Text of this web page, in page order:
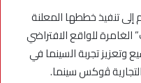
تنفيذ خططها المعلنة
الغامرة للواقع الافتراضي
وتعزيز تجربة السينما في
ﭬوكس سينما.